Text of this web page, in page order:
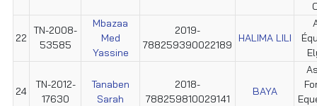
22
TN-2008-
53585
Mbazaa
Med
Yassine
2019-
788259390022189
HALIMA LILI
24
TN-2012-
17630
Tanaben
Sarah
2018-
788259810029141
BAYA